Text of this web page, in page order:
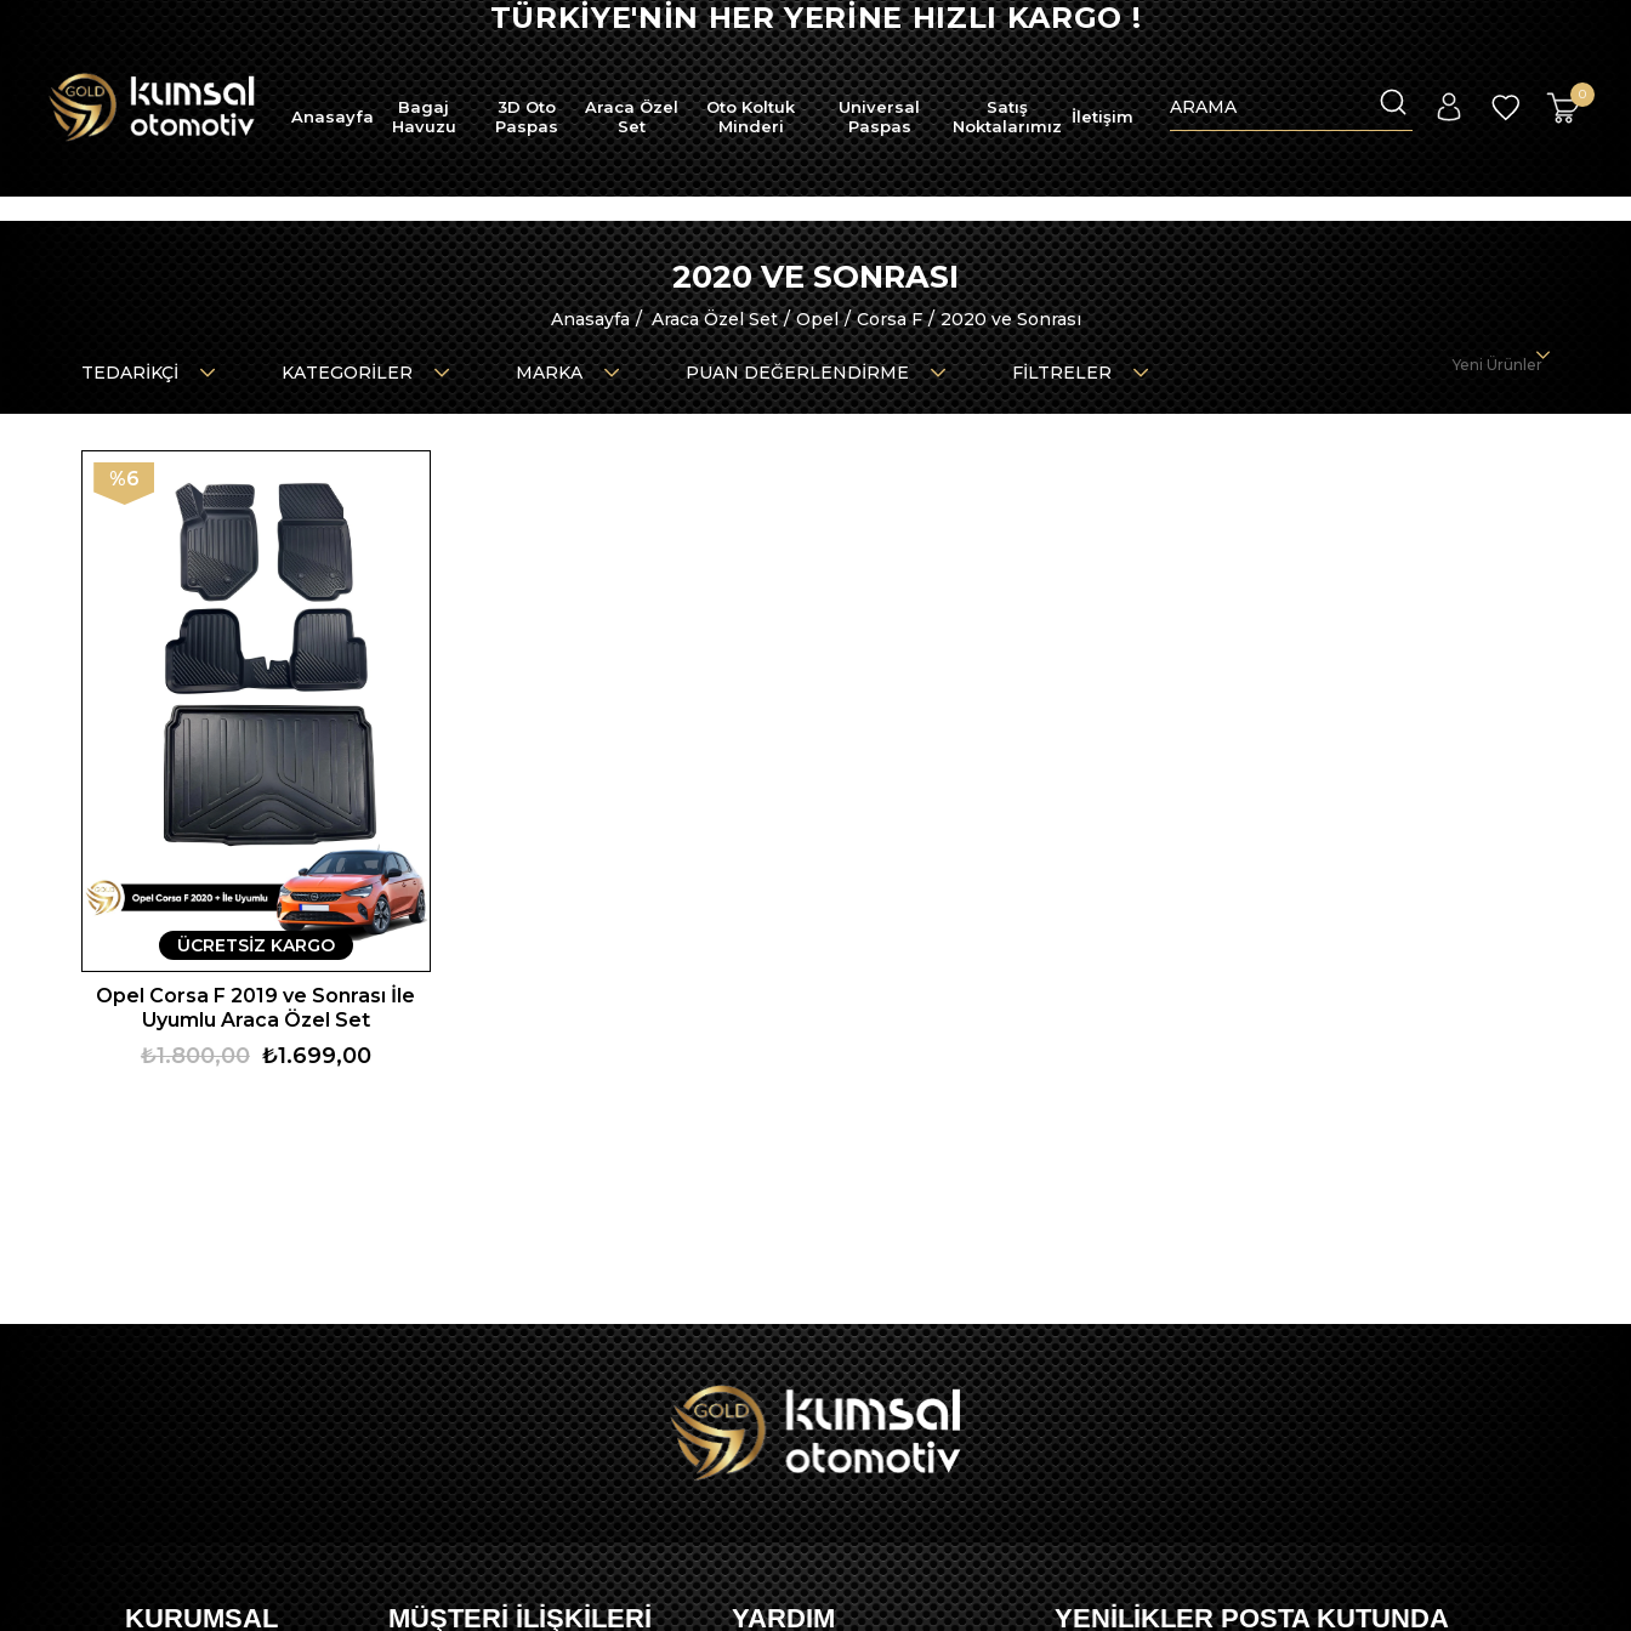
TÜRKİYE'NİN HER YERİNE HIZLI KARGO !
Anasayfa
Bagaj
Havuzu
3D Oto
Paspas
Araca Özel
Set
Oto Koltuk
Minderi
Universal
Paspas
Satış
Noktalarımız İletişim
0
2020 VE SONRASI
Anasayfa Araca Özel Set Opel Corsa F 2020 ve Sonrası
TEDARIKÇI KATEGORILER MARKA PUAN DEĞERLENDIRME FILTRELER Yeni Ürünler
Opel Corsa F 2019 ve Sonrası İle
Uyumlu Araca Özel Set
₺1.699,00
₺1.800,00
%6
ÜCRETSIZ KARGO
KURUMSAL MÜŞTERİ İLİŞKİLERİ YARDIM YENİLİKLER POSTA KUTUNDA